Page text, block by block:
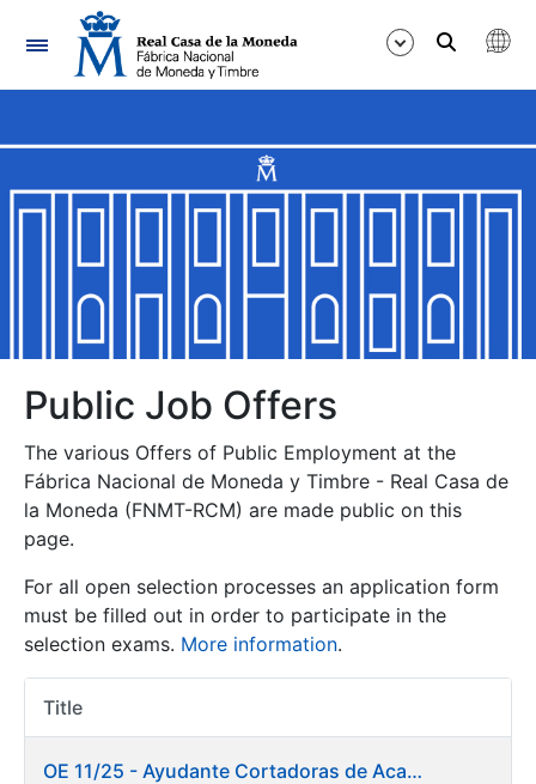
Navigation
Show/Hide
Show/Hide
Show/Hide
Show/Hide
Show/Hide
Public Job Offers
The various Offers of Public Employment at the
Fábrica Nacional de Moneda y Timbre - Real Casa de
la Moneda (FNMT-RCM) are made public on this
page.
For all open selection processes an application form
must be filled out in order to participate in the
selection exams. More information.
Title
Item
OE 11/25 - Ayudante Cortadoras de Acabados. Fábrica Papel